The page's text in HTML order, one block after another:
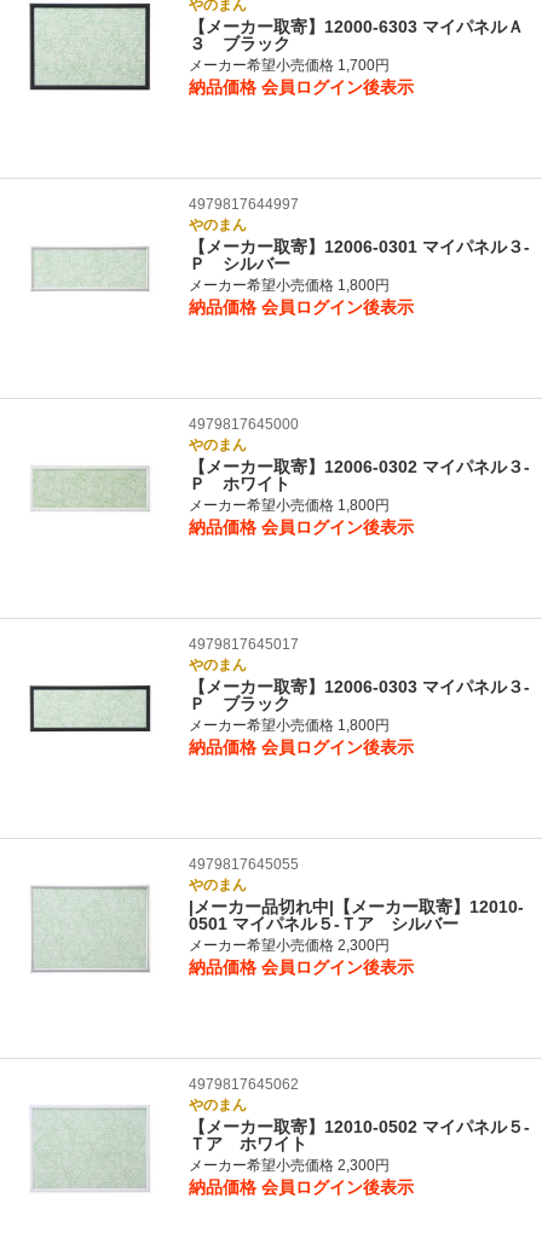
やのまん
【メーカー取寄】12000-6303 マイパネルＡ
３ ブラック
メーカー希望小売価格 1,700円
納品価格 会員ログイン後表示
4979817644997
やのまん
【メーカー取寄】12006-0301 マイパネル３‐
Ｐ シルバー
メーカー希望小売価格 1,800円
納品価格 会員ログイン後表示
4979817645000
やのまん
【メーカー取寄】12006-0302 マイパネル３‐
Ｐ ホワイト
メーカー希望小売価格 1,800円
納品価格 会員ログイン後表示
4979817645017
やのまん
【メーカー取寄】12006-0303 マイパネル３‐
Ｐ ブラック
メーカー希望小売価格 1,800円
納品価格 会員ログイン後表示
4979817645055
やのまん
|メーカー品切れ中|【メーカー取寄】12010-
0501 マイパネル５‐Ｔア シルバー
メーカー希望小売価格 2,300円
納品価格 会員ログイン後表示
4979817645062
やのまん
【メーカー取寄】12010-0502 マイパネル５‐
Ｔア ホワイト
メーカー希望小売価格 2,300円
納品価格 会員ログイン後表示